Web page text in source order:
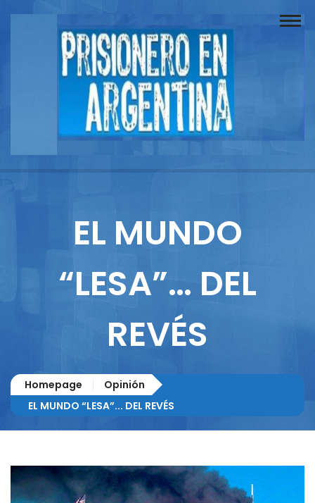
Buscador
Documentos
Columnistas
EL MUNDO
“LESA”… DEL
REVÉS
Homepage
Opinión
EL MUNDO “LESA”... DEL REVÉS